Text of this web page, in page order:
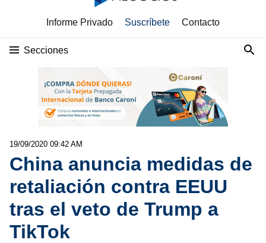
Informe Privado Suscríbete Contacto
Secciones
19/09/2020 09:42 AM
China anuncia medidas de
retaliación contra EEUU
tras el veto de Trump a
TikTok